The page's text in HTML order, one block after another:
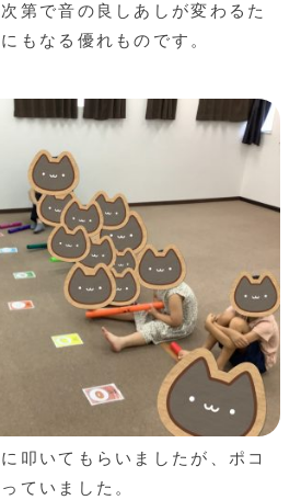
第で音の良しあしが変わるた
もなる優れものです。
叩いてもらいましたが、ポコ
ていました。